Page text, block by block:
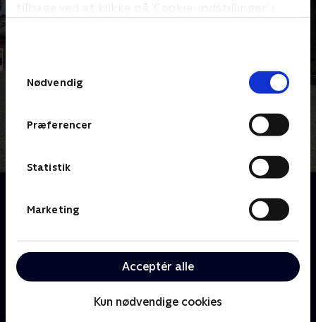
tilbage ved at klikke på ’Cookie-indstillinger’ i
Nødvendig
Præferencer
Statistik
Marketing
Acceptér alle
Kun nødvendige cookies
Velkommen til Oiii-Gården! Her er der altid nok at
gøre for hele familien, hvor både store og små kan
på nye udfordringer, så både planter, dyr og
mennesker kan trives bedst muligt og være helt klar